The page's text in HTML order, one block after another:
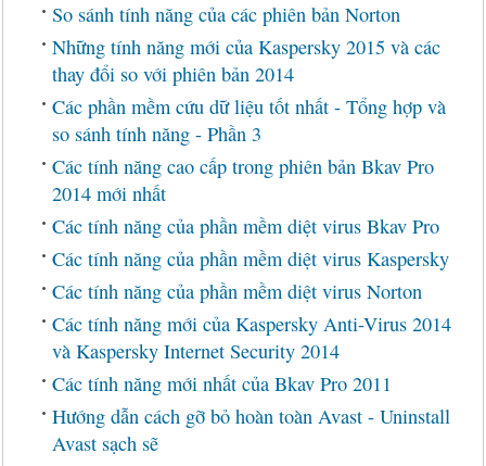
So sánh tính năng của các phiên bản Norton
Những tính năng mới của Kaspersky 2015 và các
thay đổi so với phiên bản 2014
Các phần mềm cứu dữ liệu tốt nhất - Tổng hợp và
so sánh tính năng - Phần 3
Các tính năng cao cấp trong phiên bản Bkav Pro
2014 mới nhất
Các tính năng của phần mềm diệt virus Bkav Pro
Các tính năng của phần mềm diệt virus Kaspersky
Các tính năng của phần mềm diệt virus Norton
Các tính năng mới của Kaspersky Anti-Virus 2014
và Kaspersky Internet Security 2014
Các tính năng mới nhất của Bkav Pro 2011
Hướng dẫn cách gỡ bỏ hoàn toàn Avast - Uninstall
Avast sạch sẽ